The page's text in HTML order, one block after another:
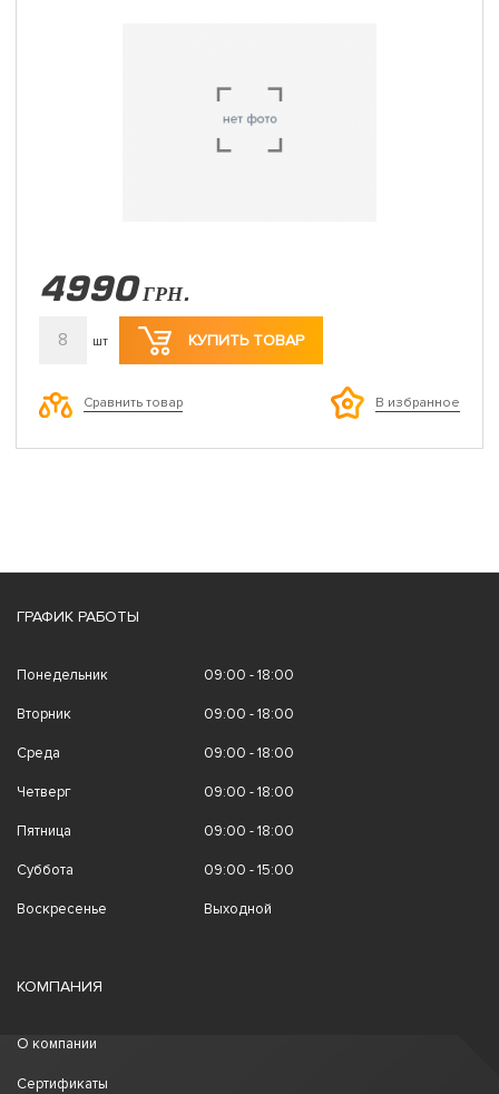
4990 ГРН.
8 шт КУПИТЬ ТОВАР
Сравнить товар В избранное
ГРАФИК РАБОТЫ
Понедельник 09:00 - 18:00
Вторник 09:00 - 18:00
Среда 09:00 - 18:00
Четверг 09:00 - 18:00
Пятница 09:00 - 18:00
Суббота 09:00 - 15:00
Воскресенье Выходной
КОМПАНИЯ
О компании
Сертификаты